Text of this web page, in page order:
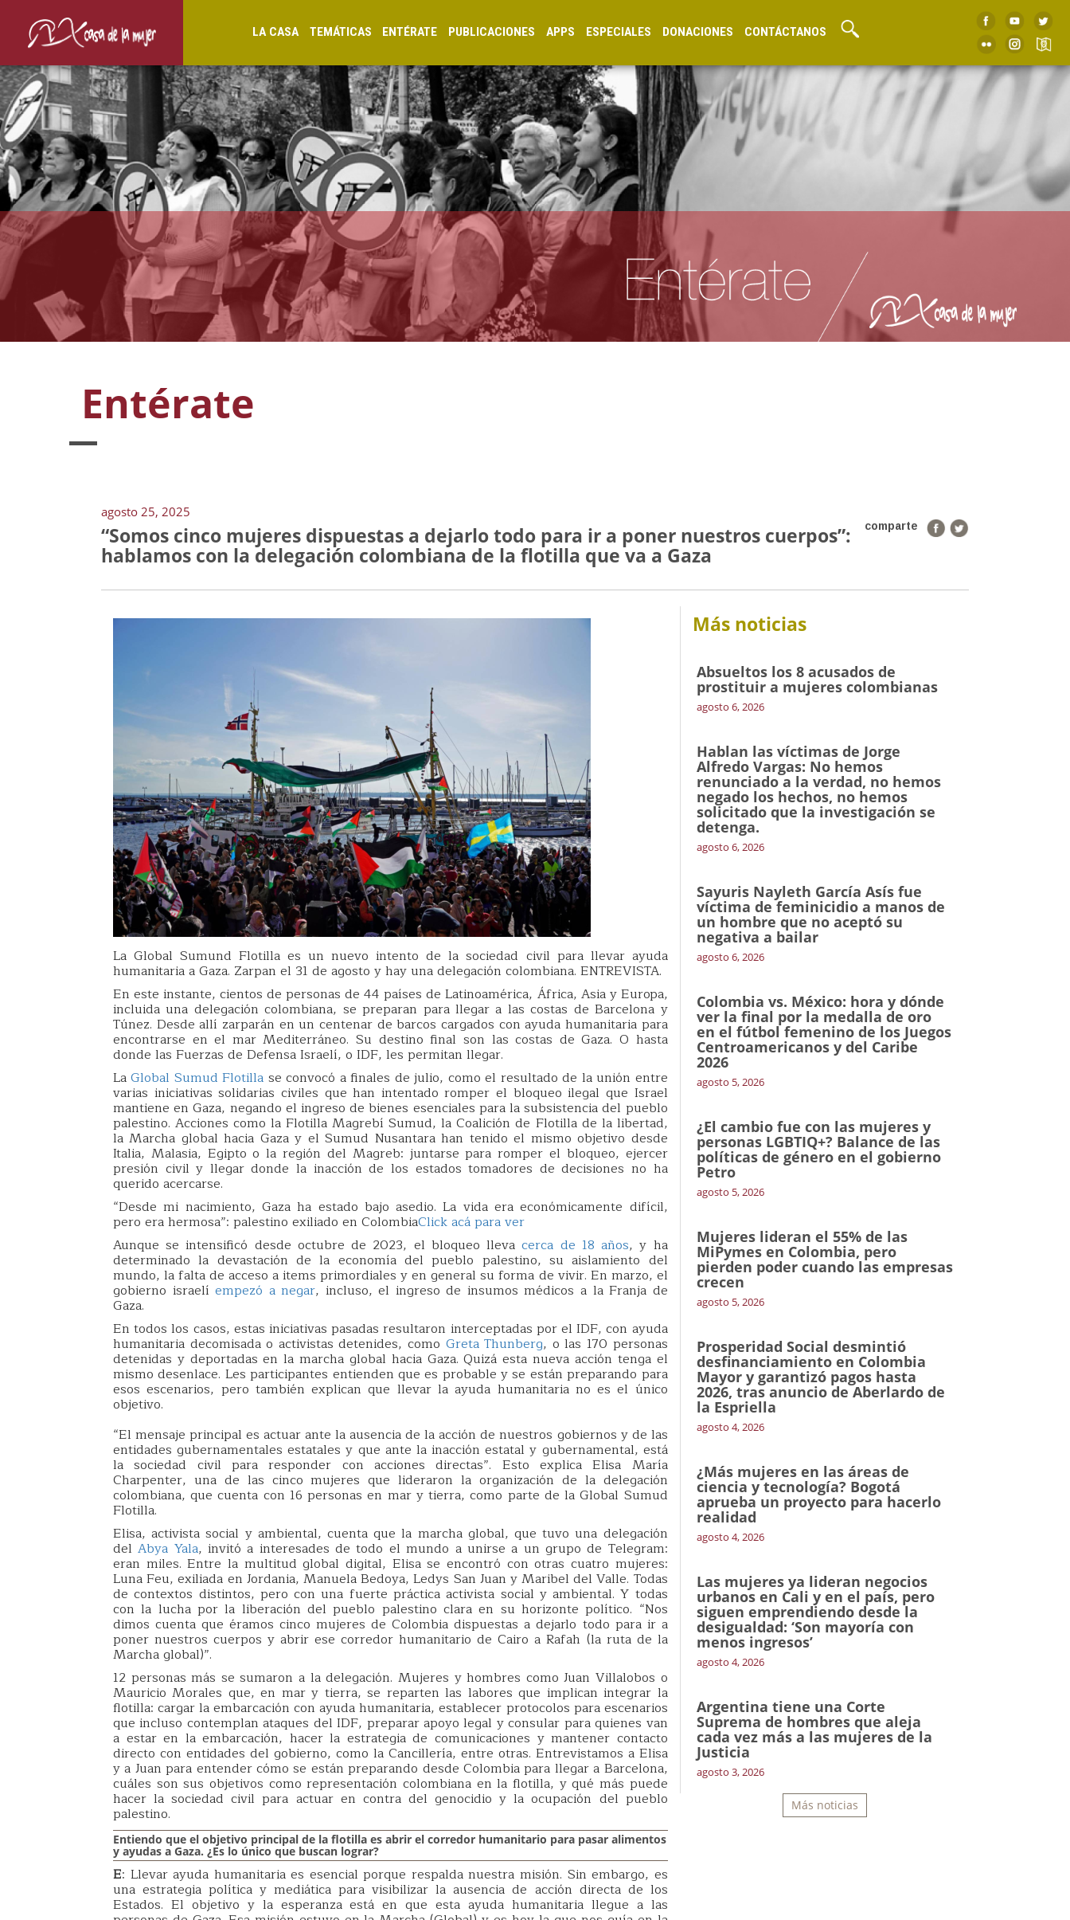
LA CASA TEMÁTICAS ENTÉRATE PUBLICACIONES APPS ESPECIALES DONACIONES CONTÁCTANOS
Entérate
agosto 25, 2025
comparte
“Somos cinco mujeres dispuestas a dejarlo todo para ir a poner nuestros cuerpos”:
hablamos con la delegación colombiana de la flotilla que va a Gaza
La Global Sumund Flotilla es un nuevo intento de la sociedad civil para llevar ayuda
humanitaria a Gaza. Zarpan el 31 de agosto y hay una delegación colombiana. ENTREVISTA.
En este instante, cientos de personas de 44 países de Latinoamérica, África, Asia y Europa,
incluida una delegación colombiana, se preparan para llegar a las costas de Barcelona y
Túnez. Desde allí zarparán en un centenar de barcos cargados con ayuda humanitaria para
encontrarse en el mar Mediterráneo. Su destino final son las costas de Gaza. O hasta
donde las Fuerzas de Defensa Israelí, o IDF, les permitan llegar.
LaGlobal Sumud Flotilla se convocó a finales de julio, como el resultado de la unión entre
varias iniciativas solidarias civiles que han intentado romper el bloqueo ilegal que Israel
mantiene en Gaza, negando el ingreso de bienes esenciales para la subsistencia del pueblo
palestino. Acciones como la Flotilla Magrebí Sumud, la Coalición de Flotilla de la libertad,
la Marcha global hacia Gaza y el Sumud Nusantara han tenido el mismo objetivo desde
Italia, Malasia, Egipto o la región del Magreb: juntarse para romper el bloqueo, ejercer
presión civil y llegar donde la inacción de los estados tomadores de decisiones no ha
querido acercarse.
“Desde mi nacimiento, Gaza ha estado bajo asedio. La vida era económicamente difícil,
pero era hermosa”: palestino exiliado en ColombiaClick acá para ver
Aunque se intensificó desde octubre de 2023, el bloqueo llevacerca de 18 años, y ha
determinado la devastación de la economía del pueblo palestino, su aislamiento del
mundo, la falta de acceso a items primordiales y en general su forma de vivir. En marzo, el
gobierno israelíempezó a negar, incluso, el ingreso de insumos médicos a la Franja de
Gaza.
En todos los casos, estas iniciativas pasadas resultaron interceptadas por el IDF, con ayuda
humanitaria decomisada o activistas detenides, como Greta Thunberg, o las 170 personas
detenidas y deportadas en la marcha global hacia Gaza. Quizá esta nueva acción tenga el
mismo desenlace. Les participantes entienden que es probable y se están preparando para
esos escenarios, pero también explican que llevar la ayuda humanitaria no es el único
objetivo.
“El mensaje principal es actuar ante la ausencia de la acción de nuestros gobiernos y de las
entidades gubernamentales estatales y que ante la inacción estatal y gubernamental, está
la sociedad civil para responder con acciones directas”. Esto explica Elisa María
Charpenter, una de las cinco mujeres que lideraron la organización de la delegación
colombiana, que cuenta con 16 personas en mar y tierra, como parte de la Global Sumud
Flotilla.
Elisa, activista social y ambiental, cuenta que la marcha global, que tuvo una delegación
delAbya Yala, invitó a interesades de todo el mundo a unirse a un grupo de Telegram:
eran miles. Entre la multitud global digital, Elisa se encontró con otras cuatro mujeres:
Luna Feu, exiliada en Jordania, Manuela Bedoya, Ledys San Juan y Maribel del Valle. Todas
de contextos distintos, pero con una fuerte práctica activista social y ambiental. Y todas
con la lucha por la liberación del pueblo palestino clara en su horizonte político. “Nos
dimos cuenta que éramos cinco mujeres de Colombia dispuestas a dejarlo todo para ir a
poner nuestros cuerpos y abrir ese corredor humanitario de Cairo a Rafah (la ruta de la
Marcha global)”.
12 personas más se sumaron a la delegación. Mujeres y hombres como Juan Villalobos o
Mauricio Morales que, en mar y tierra, se reparten las labores que implican integrar la
flotilla: cargar la embarcación con ayuda humanitaria, establecer protocolos para escenarios
que incluso contemplan ataques del IDF, preparar apoyo legal y consular para quienes van
a estar en la embarcación, hacer la estrategia de comunicaciones y mantener contacto
directo con entidades del gobierno, como la Cancillería, entre otras. Entrevistamos a Elisa
y a Juan para entender cómo se están preparando desde Colombia para llegar a Barcelona,
cuáles son sus objetivos como representación colombiana en la flotilla, y qué más puede
hacer la sociedad civil para actuar en contra del genocidio y la ocupación del pueblo
palestino.
Entiendo que el objetivo principal de la flotilla es abrir el corredor humanitario para pasar alimentos
y ayudas a Gaza. ¿Es lo único que buscan lograr?
E: Llevar ayuda humanitaria es esencial porque respalda nuestra misión. Sin embargo, es
una estrategia política y mediática para visibilizar la ausencia de acción directa de los
Estados. El objetivo y la esperanza está en que esta ayuda humanitaria llegue a las
Más noticias
Absueltos los 8 acusados de
prostituir a mujeres colombianas
agosto 6, 2026
Hablan las víctimas de Jorge
Alfredo Vargas: No hemos
renunciado a la verdad, no hemos
negado los hechos, no hemos
solicitado que la investigación se
detenga.
agosto 6, 2026
Sayuris Nayleth García Asís fue
víctima de feminicidio a manos de
un hombre que no aceptó su
negativa a bailar
agosto 6, 2026
Colombia vs. México: hora y dónde
ver la final por la medalla de oro
en el fútbol femenino de los Juegos
Centroamericanos y del Caribe
2026
agosto 5, 2026
¿El cambio fue con las mujeres y
personas LGBTIQ+? Balance de las
políticas de género en el gobierno
Petro
agosto 5, 2026
Mujeres lideran el 55% de las
MiPymes en Colombia, pero
pierden poder cuando las empresas
crecen
agosto 5, 2026
Prosperidad Social desmintió
desfinanciamiento en Colombia
Mayor y garantizó pagos hasta
2026, tras anuncio de Aberlardo de
la Espriella
agosto 4, 2026
¿Más mujeres en las áreas de
ciencia y tecnología? Bogotá
aprueba un proyecto para hacerlo
realidad
agosto 4, 2026
Las mujeres ya lideran negocios
urbanos en Cali y en el país, pero
siguen emprendiendo desde la
desigualdad: ‘Son mayoría con
menos ingresos’
agosto 4, 2026
Argentina tiene una Corte
Suprema de hombres que aleja
cada vez más a las mujeres de la
Justicia
agosto 3, 2026
Más noticias